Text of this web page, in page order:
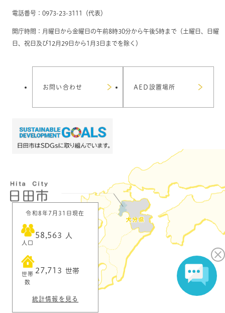
電話番号：0973-23-3111（代表）
開庁時間：月曜日から金曜日の午前8時30分から午後5時まで（土曜日、日曜
日、祝日及び12月29日から1月3日までを除く）
お問い合わせ AED設置場所
令和8年7月31日現在
人口
58,563 人
世帯
数
27,713 世帯
統計情報を見る